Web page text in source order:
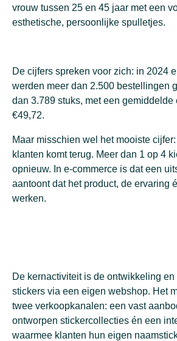
vrouw tussen 25 en 45 jaar met een
esthetische, persoonlijke spulletjes.
De cijfers spreken voor zich: in 2024
werden meer dan 2.500 bestellingen
dan 3.789 stuks, met een gemiddelde
€49,72.
Maar misschien wel het mooiste
klanten komt terug. Meer dan 1 op 4
opnieuw. In e-commerce is dat een
aantoont dat het product, de ervaring
werken.
De kernactiviteit is de ontwikkeling
stickers via een eigen webshop. Het
twee verkoopkanalen: een vast
ontworpen stickercollecties én een
waarmee klanten hun eigen